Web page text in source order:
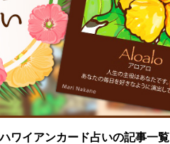
ワイアンカード占いの記事一覧